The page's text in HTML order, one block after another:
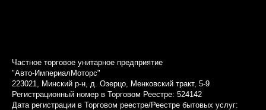
Частное торговое унитарное предприятие
"Авто-ИмпериалМоторс"
223021, Минский р-н, д. Озерцо, Менковский тракт, 5-9
Регистрационный номер в Торговом Реестре: 524142
Дата регистрации в Торговом реестре/Реестре бытовых услуг: